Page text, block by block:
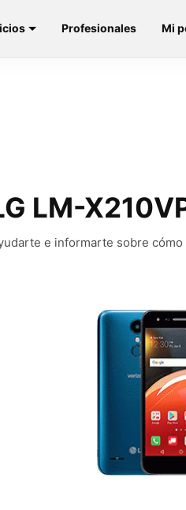
Profesionales Mi
LM-
e informarte sobre